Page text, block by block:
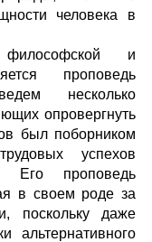
человека в
и
проповедь
несколько
опровергнуть
был поборником
успехов
проповедь
в своем роде за
поскольку даже
альтернативного